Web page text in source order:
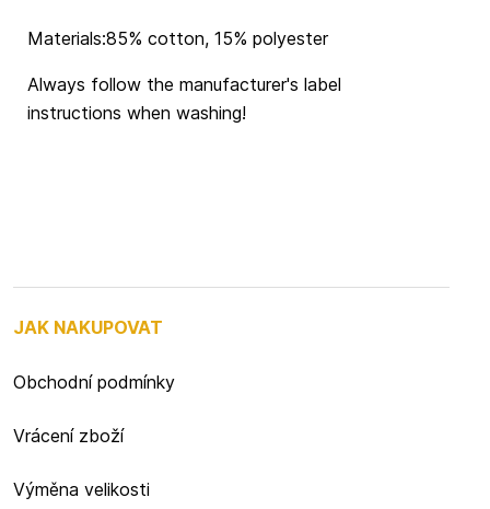
Materials:85% cotton, 15% polyester
Always follow the manufacturer's label
instructions when washing!
JAK NAKUPOVAT
Obchodní podmínky
Vrácení zboží
Výměna velikosti